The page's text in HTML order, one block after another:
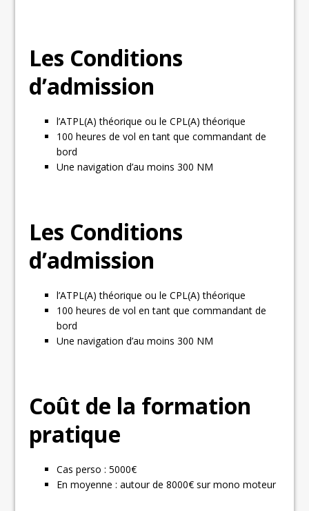
Les Conditions
d’admission
l’ATPL(A) théorique ou le CPL(A) théorique
100 heures de vol en tant que commandant de
bord
Une navigation d’au moins 300 NM
Les Conditions
d’admission
l’ATPL(A) théorique ou le CPL(A) théorique
100 heures de vol en tant que commandant de
bord
Une navigation d’au moins 300 NM
Coût de la formation
pratique
Cas perso : 5000€
En moyenne : autour de 8000€ sur mono moteur